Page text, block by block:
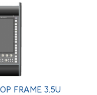
FRAME 3.5U